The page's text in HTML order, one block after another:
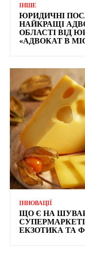
ІНШЕ
ЮРИДИЧНІ
НАЙКРАЩІ
ОБЛАСТІ ВІД
«АДВОКАТ В
ІННОВАЦІЇ
ЩО Є НА
ЕКЗОТИКА ТА